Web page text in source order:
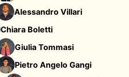
Alessandro Villari
Chiara Boletti
Giulia Tommasi
Pietro Angelo Gangi